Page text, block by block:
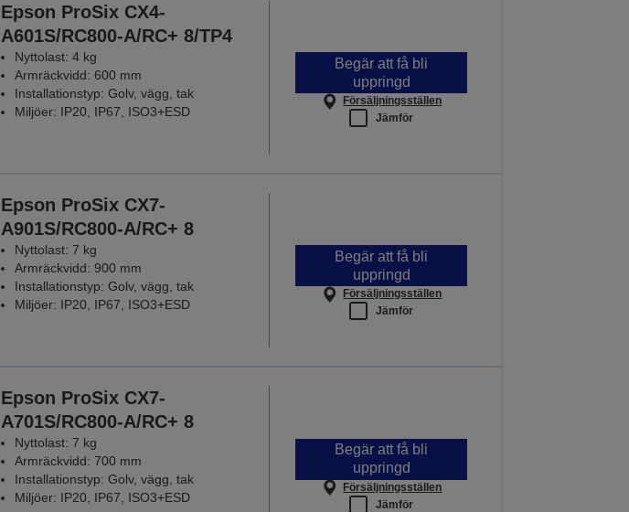
Epson ProSix CX4-
A601S/RC800-A/RC+ 8/TP4
Nyttolast: 4 kg
Armräckvidd: 600 mm
Installationstyp: Golv, vägg, tak
Miljöer: IP20, IP67, ISO3+ESD
Begär att få bli
uppringd
Försäljningsställen
Jämför
Epson ProSix CX7-
A901S/RC800-A/RC+ 8
Nyttolast: 7 kg
Armräckvidd: 900 mm
Installationstyp: Golv, vägg, tak
Miljöer: IP20, IP67, ISO3+ESD
Begär att få bli
uppringd
Försäljningsställen
Jämför
Epson ProSix CX7-
A701S/RC800-A/RC+ 8
Nyttolast: 7 kg
Armräckvidd: 700 mm
Installationstyp: Golv, vägg, tak
Miljöer: IP20, IP67, ISO3+ESD
Begär att få bli
uppringd
Försäljningsställen
Jämför